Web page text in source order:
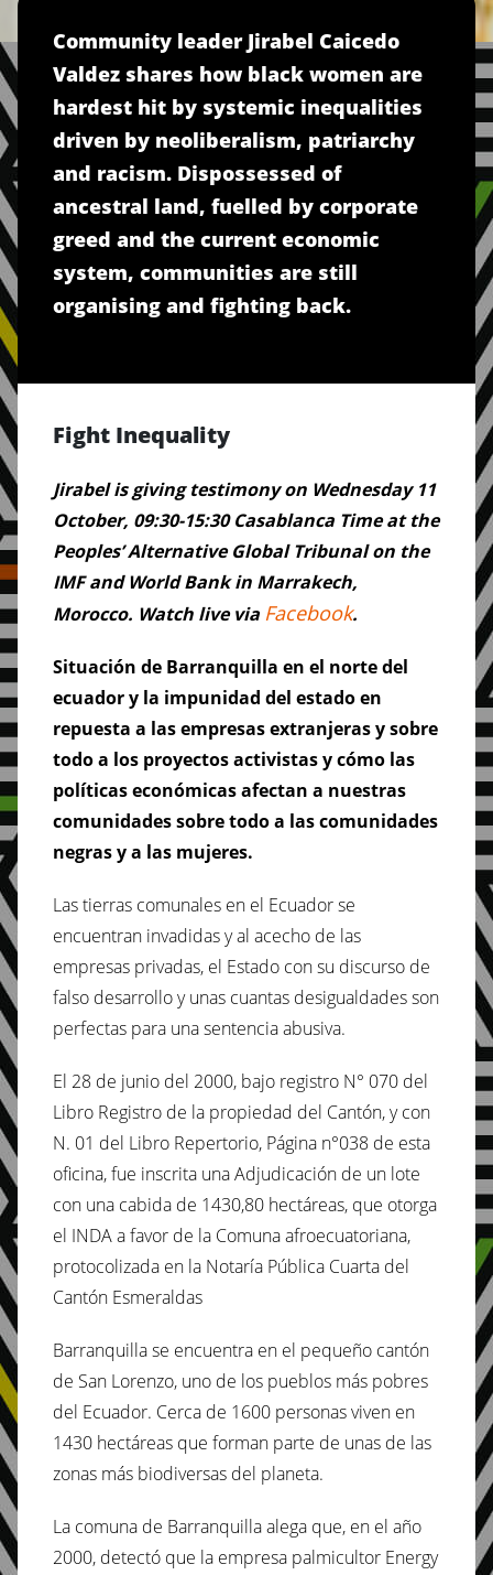
Community leader Jirabel Caicedo
Valdez shares how black women are
hardest hit by systemic inequalities
driven by neoliberalism, patriarchy
and racism. Dispossessed of
ancestral land, fuelled by corporate
greed and the current economic
system, communities are still
organising and fighting back.
Fight Inequality
Jirabel is giving testimony on Wednesday 11
October, 09:30-15:30 Casablanca Time at the
Peoples’ Alternative Global Tribunal on the
IMF and World Bank in Marrakech,
Morocco. Watch live via Facebook.
Situación de Barranquilla en el norte del
ecuador y la impunidad del estado en
repuesta a las empresas extranjeras y sobre
todo a los proyectos activistas y cómo las
políticas económicas afectan a nuestras
comunidades sobre todo a las comunidades
negras y a las mujeres.
Las tierras comunales en el Ecuador se
encuentran invadidas y al acecho de las
empresas privadas, el Estado con su discurso de
falso desarrollo y unas cuantas desigualdades son
perfectas para una sentencia abusiva.
El 28 de junio del 2000, bajo registro N° 070 del
Libro Registro de la propiedad del Cantón, y con
N. 01 del Libro Repertorio, Página n°038 de esta
oficina, fue inscrita una Adjudicación de un lote
con una cabida de 1430,80 hectáreas, que otorga
el INDA a favor de la Comuna afroecuatoriana,
protocolizada en la Notaría Pública Cuarta del
Cantón Esmeraldas
Barranquilla se encuentra en el pequeño cantón
de San Lorenzo, uno de los pueblos más pobres
del Ecuador. Cerca de 1600 personas viven en
1430 hectáreas que forman parte de unas de las
zonas más biodiversas del planeta.
La comuna de Barranquilla alega que, en el año
2000, detectó que la empresa palmicultor Energy